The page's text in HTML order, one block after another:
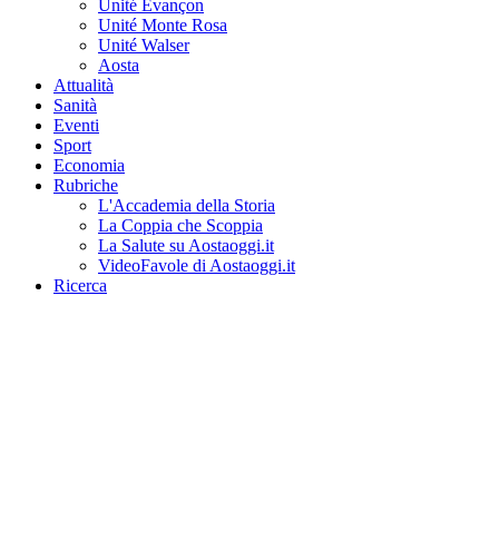
Unité Evançon
Unité Monte Rosa
Unité Walser
Aosta
Attualità
Sanità
Eventi
Sport
Economia
Rubriche
L'Accademia della Storia
La Coppia che Scoppia
La Salute su Aostaoggi.it
VideoFavole di Aostaoggi.it
Ricerca